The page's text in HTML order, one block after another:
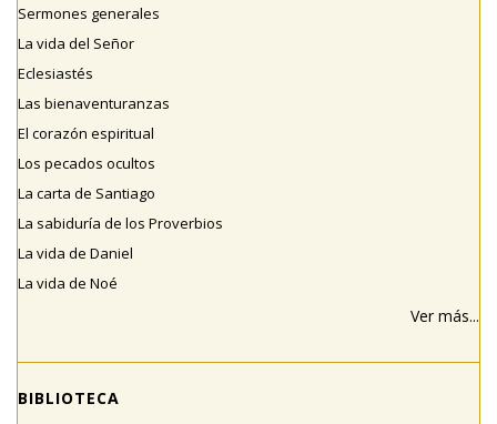
Sermones generales
La vida del Señor
Eclesiastés
Las bienaventuranzas
El corazón espiritual
Los pecados ocultos
La carta de Santiago
La sabiduría de los Proverbios
La vida de Daniel
La vida de Noé
Ver más...
BIBLIOTECA